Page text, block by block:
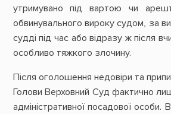
утримувано під вартою чи
обвинувального вироку судом, за
судді під час або відразу ж після
особливо тяжкого злочину.
Після оголошення недовіри та
Голови Верховний Суд фактично
адміністративної посадової особи.